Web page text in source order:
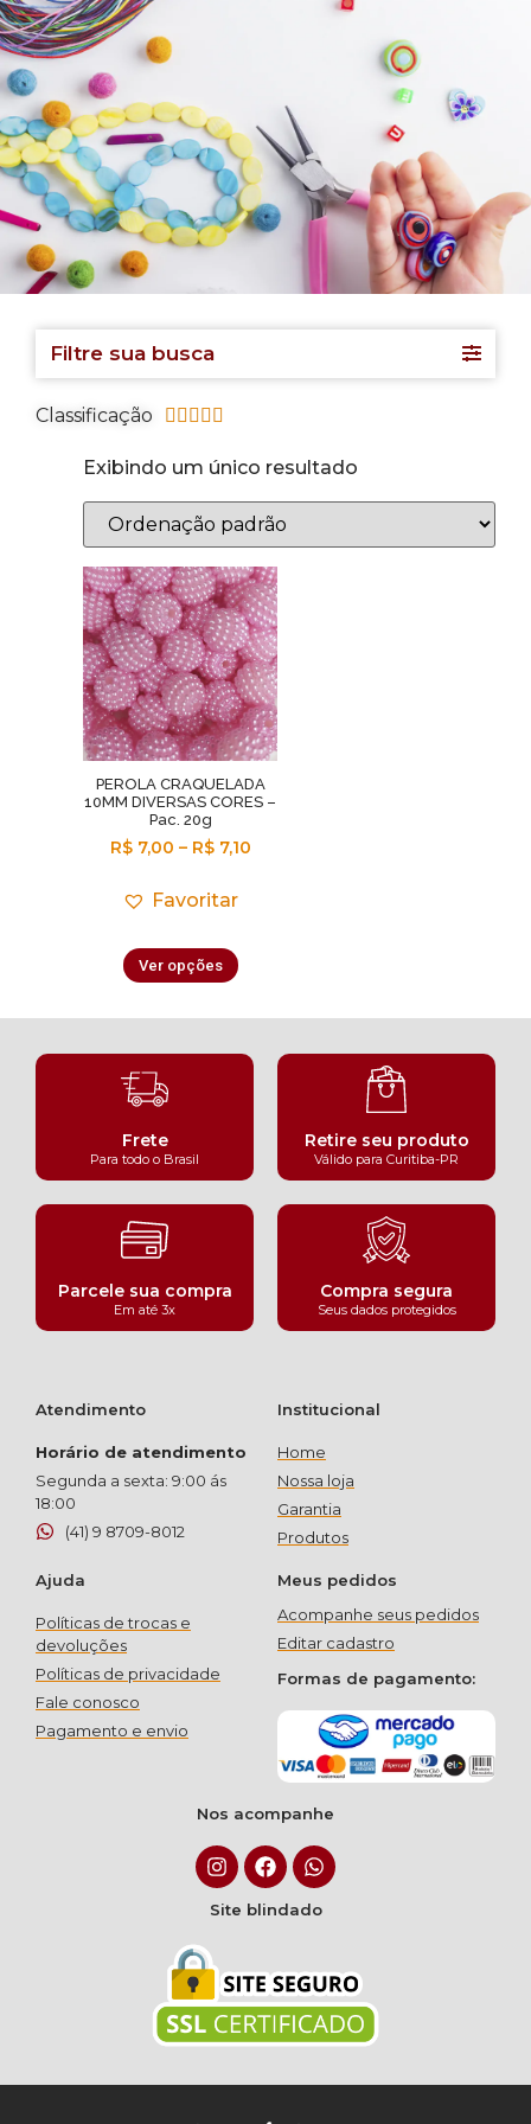
Filtre sua busca
Classificação     
Exibindo um único resultado
PEROLA CRAQUELADA
10MM DIVERSAS CORES –
Pac. 20g
R$7,00 – R$7,10
Favoritar
Ver opções
Frete
Para todo o Brasil
Retire seu produto
Válido para Curitiba-PR
Parcele sua compra
Em até 3x
Compra segura
Seus dados protegidos
Atendimento
Horário de atendimento
Segunda a sexta: 9:00 ás
18:00
(41) 9 8709-8012
Institucional
Home
Nossa loja
Garantia
Produtos
Ajuda
Políticas de trocas e
devoluções
Políticas de privacidade
Fale conosco
Pagamento e envio
Meus pedidos
Acompanhe seus pedidos
Editar cadastro
Formas de pagamento:
Nos acompanhe
Site blindado